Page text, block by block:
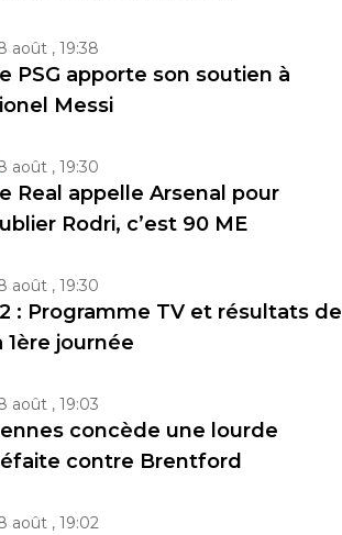
août , 19:38
PSG apporte son soutien à
Messi
août , 19:30
Real appelle Arsenal pour
Rodri, c’est 90 ME
août , 19:30
: Programme TV et résultats de
1ère journée
août , 19:03
concède une lourde
contre Brentford
août , 19:02